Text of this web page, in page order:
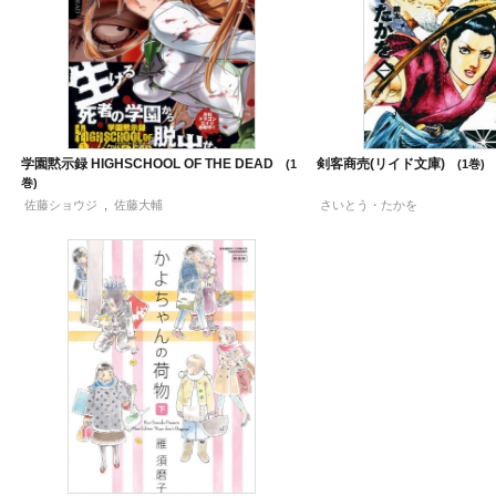
学園黙示録 HIGHSCHOOL OF THE DEAD 1
佐藤ショウジ 佐藤大輔
剣客商売(リイド文庫) 1
さいとう・たかを